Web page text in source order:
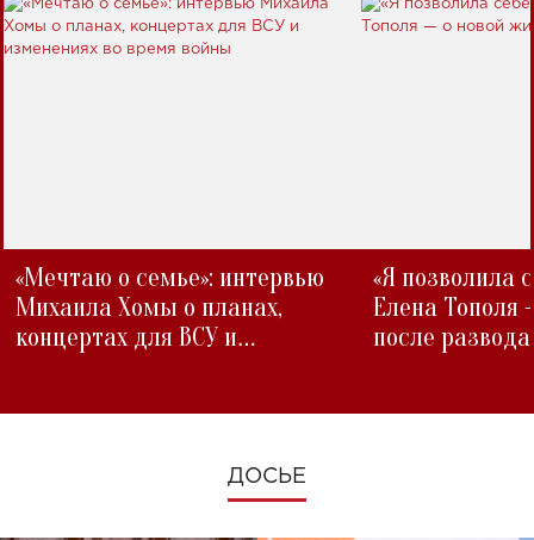
«Мечтаю о семье»: интервью
Михаила Хомы о планах,
концертах для ВСУ и
«Я позволила
Елена Тополя
после развода
ДОСЬЕ